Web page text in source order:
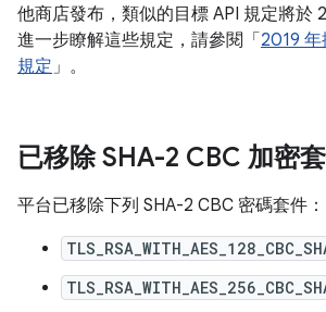
他商店發布，類似的目標 API 規定將於
進一步瞭解這些規定，請參閱「 2019 年
規定」。
已移除 SHA-2 CBC 加密
平台已移除下列 SHA-2 CBC 密碼套件：